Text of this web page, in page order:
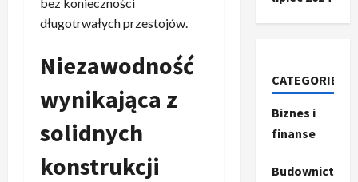
długotrwałych przestojów.
Niezawodność
wynikająca z
solidnych
konstrukcji
CATEGORIES
Biznes i
finanse
Budownictwo